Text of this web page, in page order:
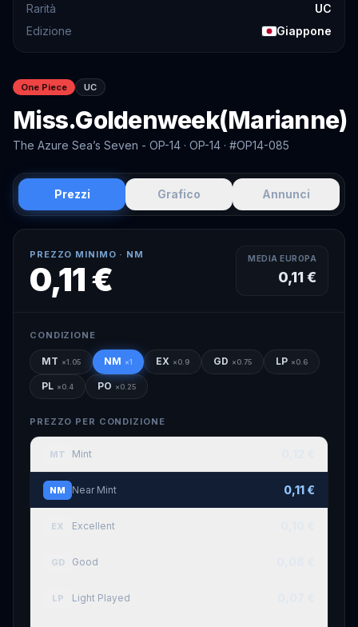
Rarità
UC
Edizione
Giappone
One Piece UC
Miss.Goldenweek(Marianne)
The Azure Sea’s Seven - OP-14 · OP-14 · #OP14-085
Prezzi Grafico Annunci
PREZZO MINIMO · NM
0,11 €
MEDIA EUROPA
0,11 €
CONDIZIONE
MT ×1.05 NM ×1 EX ×0.9 GD ×0.75 LP ×0.6
PL ×0.4 PO ×0.25
PREZZO PER CONDIZIONE
MT Mint
NM Near Mint 0,11 €
EX Excellent
GD Good
LP Light Played